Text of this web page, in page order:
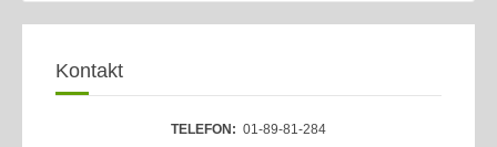
Kontakt
TELEFON: 01-89-81-284